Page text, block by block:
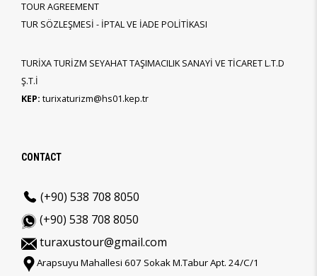
TOUR AGREEMENT
TUR SÖZLEŞMESİ - İPTAL VE İADE POLİTİKASI
TURİXA TURİZM SEYAHAT TAŞIMACILIK SANAYİ VE TİCARET L.T.D
Ş.T.İ
KEP: turixaturizm@hs01.kep.tr
CONTACT
(+90) 538 708 8050
(+90) 538 708 8050
turaxustour@gmail.com
Arapsuyu Mahallesi 607 Sokak M.Tabur Apt. 24/C/1